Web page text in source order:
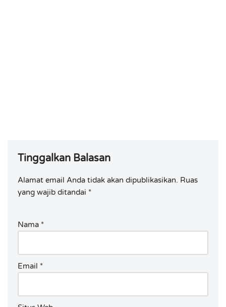
Tinggalkan Balasan
Alamat email Anda tidak akan dipublikasikan. Ruas
yang wajib ditandai *
Nama *
Email *